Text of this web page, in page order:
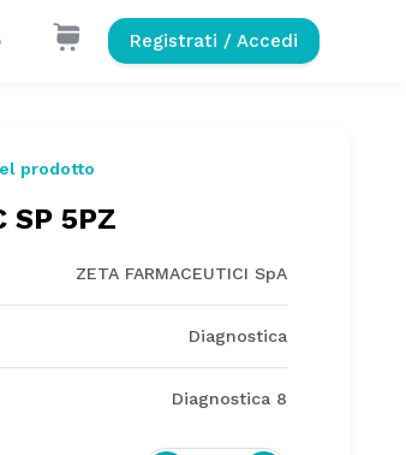
Registrati / Accedi
prodotto
SP 5PZ
ZETA FARMACEUTICI SpA
Diagnostica
Diagnostica 8